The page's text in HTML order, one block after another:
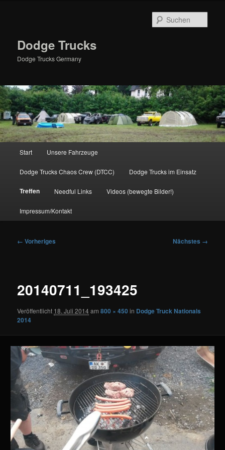
Dodge Trucks
Dodge Trucks Germany
Start Unsere Fahrzeuge
Dodge Trucks Chaos Crew (DTCC) Dodge Trucks im Einsatz
Treffen Needful Links Videos (bewegte Bilder!)
Impressum/Kontakt
Bilder-
← Vorheriges Nächstes →
20140711_193425
Veröffentlicht 18. Juli 2014am800 × 450 in Dodge Truck Nationals
2014